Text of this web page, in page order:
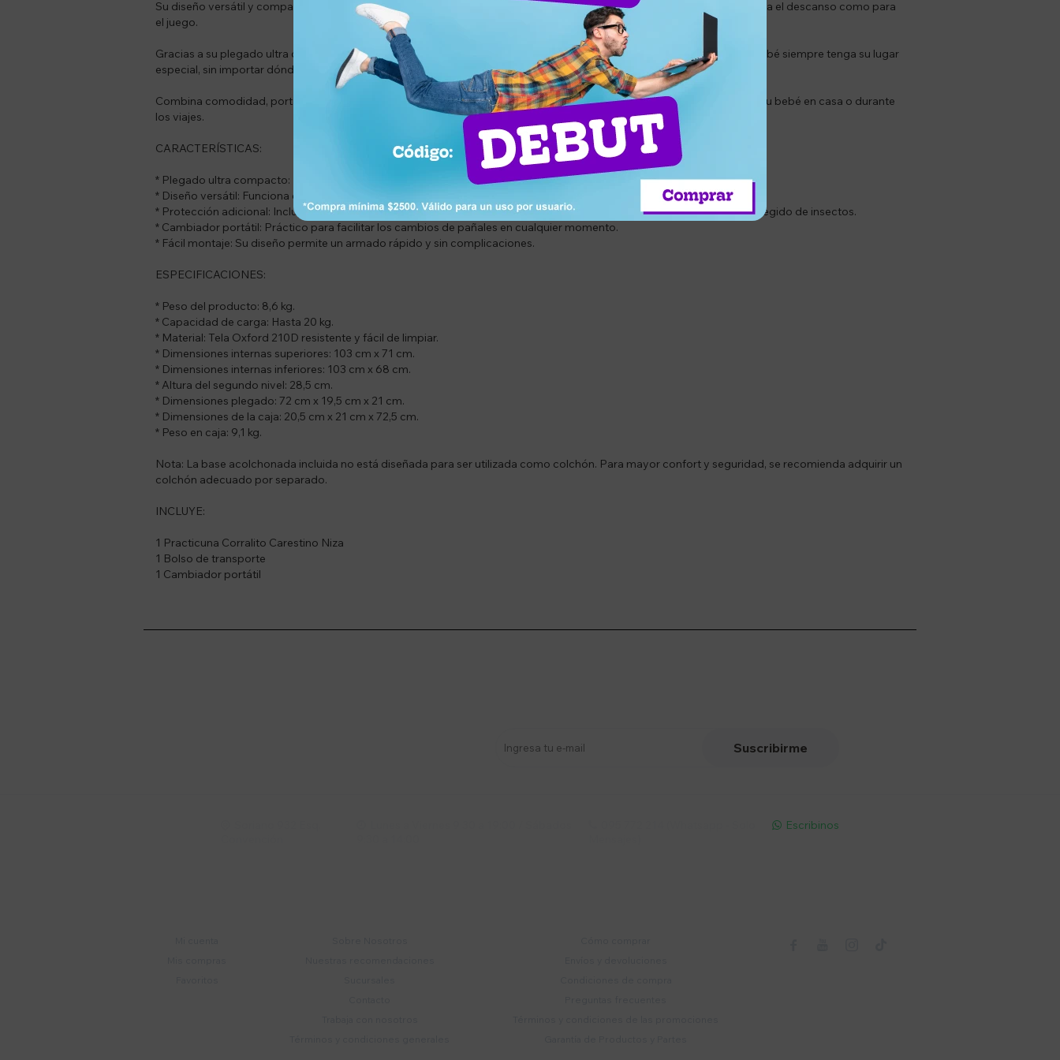
Su diseño versátil y compacto permite usarla como cuna o corralito, ofreciendo un espacio seguro y cómodo tanto para el descanso como para
el juego.
Gracias a su plegado ultra compacto y el bolso de transporte incluido, es ideal para llevar de viaje y garantizar que tu bebé siempre tenga su lugar
especial, sin importar dónde estén.
Combina comodidad, portabilidad y seguridad, siendo el complemento ideal para el descanso y el entretenimiento de tu bebé en casa o durante
los viajes.
CARACTERÍSTICAS:
* Plegado ultra compacto: Fácil de guardar y trasladar con el bolso de transporte incluido.
* Diseño versátil: Funciona como cuna o corralito, adaptándose a las necesidades de descanso y juego del bebé.
* Protección adicional: Incluye red mosquitera desmontable que cubre toda la estructura para mantener a tu bebé protegido de insectos.
* Cambiador portátil: Práctico para facilitar los cambios de pañales en cualquier momento.
* Fácil montaje: Su diseño permite un armado rápido y sin complicaciones.
ESPECIFICACIONES:
* Peso del producto: 8,6 kg.
* Capacidad de carga: Hasta 20 kg.
* Material: Tela Oxford 210D resistente y fácil de limpiar.
* Dimensiones internas superiores: 103 cm x 71 cm.
* Dimensiones internas inferiores: 103 cm x 68 cm.
* Altura del segundo nivel: 28,5 cm.
* Dimensiones plegado: 72 cm x 19,5 cm x 21 cm.
* Dimensiones de la caja: 20,5 cm x 21 cm x 72,5 cm.
* Peso en caja: 9,1 kg.
Nota: La base acolchonada incluida no está diseñada para ser utilizada como colchón. Para mayor confort y seguridad, se recomienda adquirir un
colchón adecuado por separado.
INCLUYE:
1 Practicuna Corralito Carestino Niza
1 Bolso de transporte
1 Cambiador portátil
Suscribirme
 Escribinos